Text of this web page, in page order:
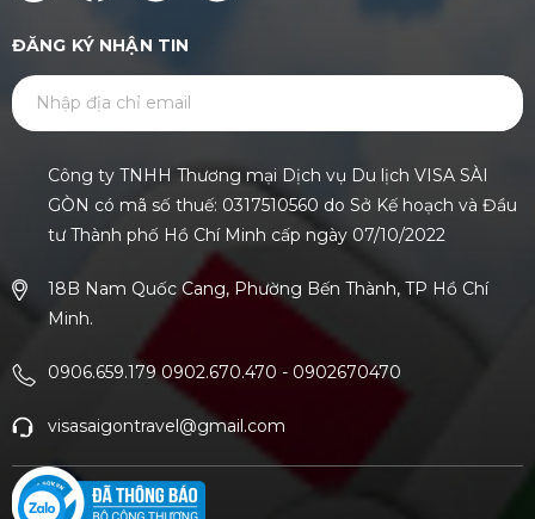
ĐĂNG KÝ NHẬN TIN
Công ty TNHH Thương mại Dịch vụ Du lịch VISA SÀI
GÒN có mã số thuế: 0317510560 do Sở Kế hoạch và Đầu
tư Thành phố Hồ Chí Minh cấp ngày 07/10/2022
18B Nam Quốc Cang, Phường Bến Thành, TP Hồ Chí
Minh.
0906.659.179 0902.670.470 - 0902670470
visasaigontravel@gmail.com